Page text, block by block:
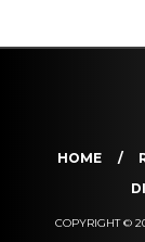
HOME
COPYRIGHT ©